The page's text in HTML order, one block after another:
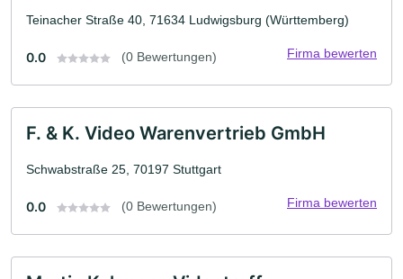
Teinacher Straße 40, 71634 Ludwigsburg (Württemberg)
0.0 (0 Bewertungen) Firma bewerten
F. & K. Video Warenvertrieb GmbH
Schwabstraße 25, 70197 Stuttgart
0.0 (0 Bewertungen) Firma bewerten